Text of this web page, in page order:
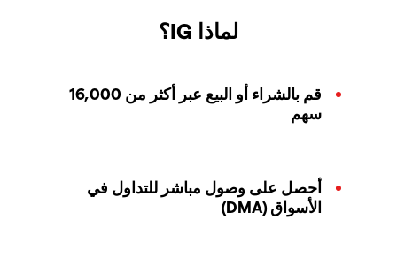
لماذا IG؟
قم بالشراء أو البيع عبر أكثر من 16,000
سهم
أحصل على وصول مباشر للتداول في
الأسواق (DMA)